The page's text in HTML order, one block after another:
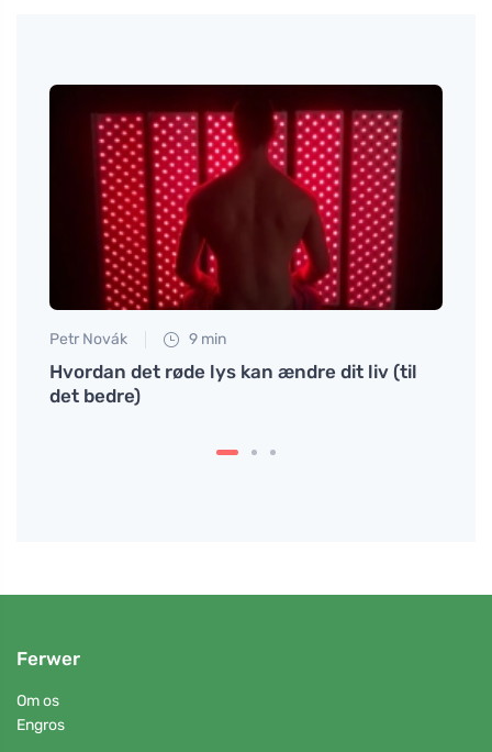
Petr Novák 9 min
Hvordan det røde lys kan ændre dit liv (til
det bedre)
Ferwer
Om os
Engros